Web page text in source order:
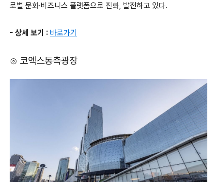
로벌 문화·비즈니스 플랫폼으로 진화, 발전하고 있다.
- 상세 보기 : 바로가기
⊙ 코엑스동측광장